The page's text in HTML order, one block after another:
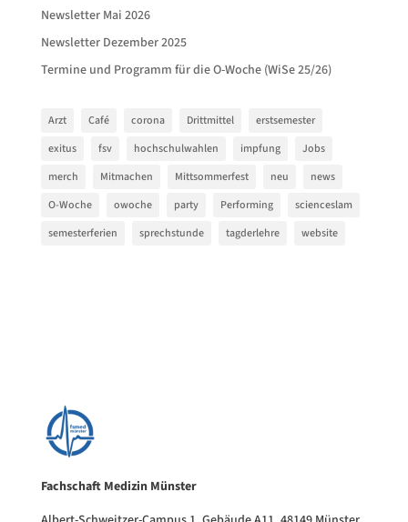
Newsletter Mai 2026
Newsletter Dezember 2025
Termine und Programm für die O-Woche (WiSe 25/26)
Arzt Café corona Drittmittel
erstsemester
exitus
fsv hochschulwahlen impfung
Jobs
merch
Mitmachen Mittsommerfest neu
news
O-Woche
owoche party Performing
scienceslam
semesterferien
sprechstunde tagderlehre website
Fachschaft Medizin Münster